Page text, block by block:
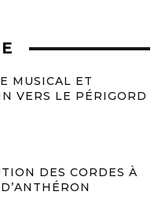
MUSICAL ET
VERS LE PÉRIGORD
DES CORDES À